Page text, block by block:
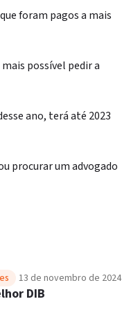
foram pagos a mais
possível pedir a
ano, terá até 2023
procurar um advogado
13 de novembro de 2024
DIB